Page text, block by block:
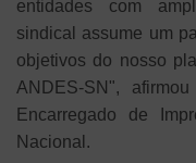
entidades com
sindical assume um
objetivos do nosso
ANDES-SN",
Encarregado de
Nacional.